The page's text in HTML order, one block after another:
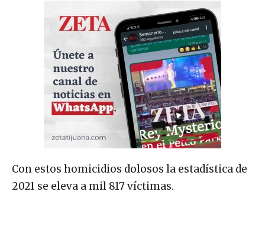
Con estos homicidios dolosos la estadística de
2021 se eleva a mil 817 víctimas.